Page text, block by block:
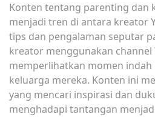
Konten tentang parenting dan
menjadi tren di antara kreator
tips dan pengalaman seputar
kreator menggunakan channel
memperlihatkan momen indah
keluarga mereka. Konten ini
yang mencari inspirasi dan
menghadapi tantangan